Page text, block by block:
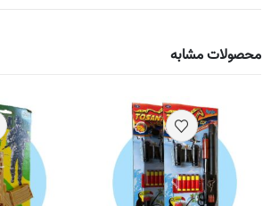
محصولات مشابه